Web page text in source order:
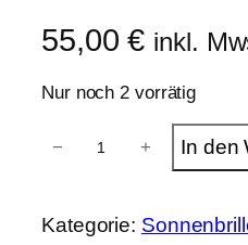
55,00€ inkl.
Nur noch 2 vorrätig
i
z
− + In den
Kategorie: